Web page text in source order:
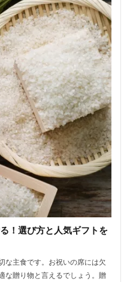
！選び方と人気ギフトを
な主食です。お祝いの席には欠
な贈り物と言えるでしょう。贈